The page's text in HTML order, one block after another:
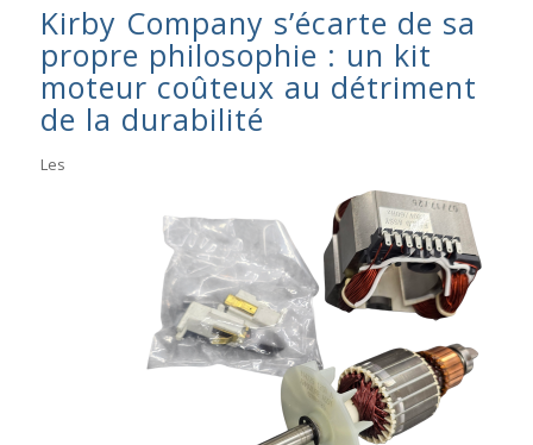
Kirby Company s’écarte de sa
propre philosophie : un kit
moteur coûteux au détriment
de la durabilité
Les